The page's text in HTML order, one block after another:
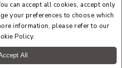
can accept all cookies, accept only
your preferences to choose which
information, please refer to our
Policy.
All sui giovani